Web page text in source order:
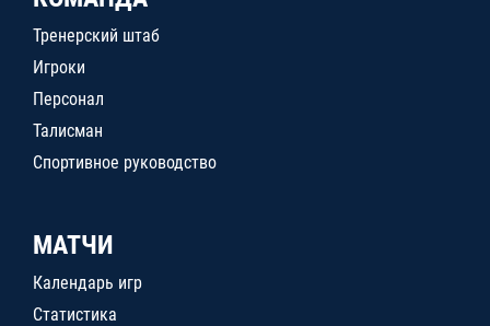
Тренерский штаб
Игроки
Персонал
Талисман
Спортивное руководство
МАТЧИ
Календарь игр
Статистика